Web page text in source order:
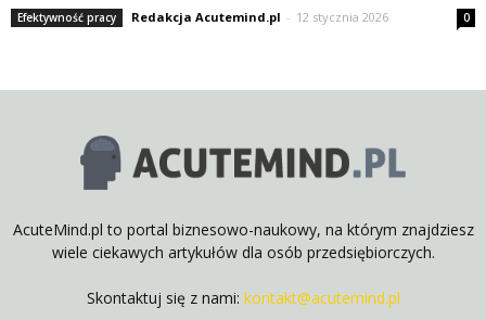
Efektywność pracy Redakcja Acutemind.pl - 12 stycznia 2026 0
AcuteMind.pl to portal biznesowo-naukowy, na którym znajdziesz
wiele ciekawych artykułów dla osób przedsiębiorczych.
Skontaktuj się z nami: kontakt@acutemind.pl